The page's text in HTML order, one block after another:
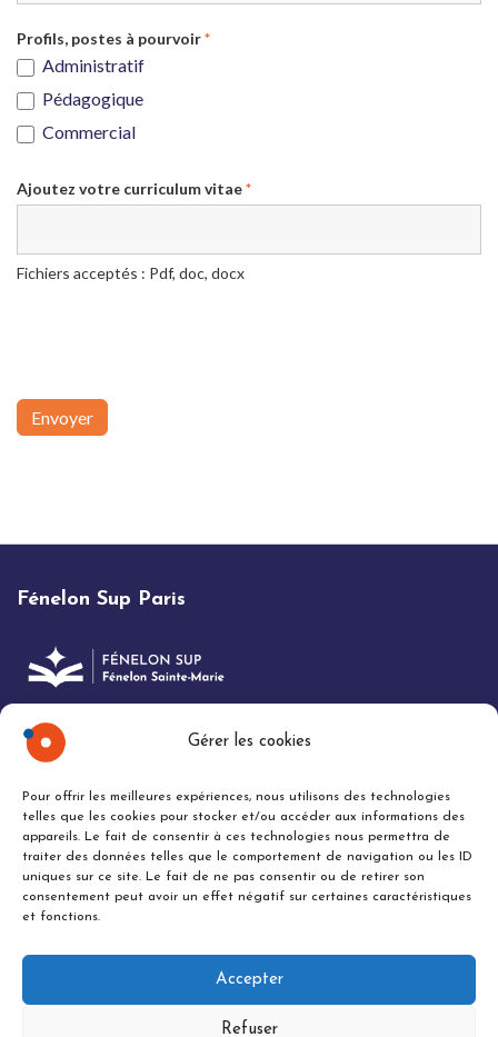
Gérer les cookies
Pour offrir les meilleures expériences, nous utilisons des technologies
telles que les cookies pour stocker et/ou accéder aux informations des
appareils. Le fait de consentir à ces technologies nous permettra de
traiter des données telles que le comportement de navigation ou les ID
uniques sur ce site. Le fait de ne pas consentir ou de retirer son
consentement peut avoir un effet négatif sur certaines caractéristiques
et fonctions.
Accepter
Refuser
Profils, postes à pourvoir*
Administratif
Pédagogique
Commercial
Ajoutez votre curriculum vitae*
Fichiers acceptés : Pdf, doc, docx
Fénelon Sup Paris
Mentions légales-Politique de confidentialité